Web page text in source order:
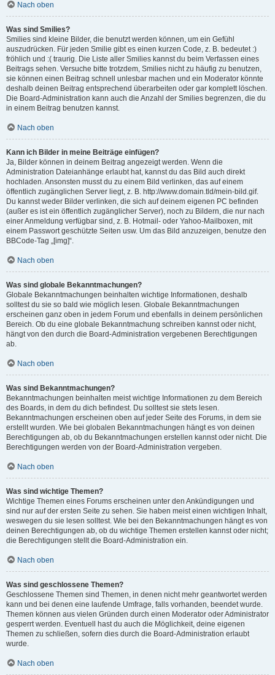
Nach oben
Was sind Smilies?
Smilies sind kleine Bilder, die benutzt werden können, um ein Gefühl
auszudrücken. Für jeden Smilie gibt es einen kurzen Code, z. B. bedeutet :)
fröhlich und :( traurig. Die Liste aller Smilies kannst du beim Verfassen eines
Beitrags sehen. Versuche bitte trotzdem, Smilies nicht zu häufig zu benutzen,
sie können einen Beitrag schnell unlesbar machen und ein Moderator könnte
deshalb deinen Beitrag entsprechend überarbeiten oder gar komplett löschen.
Die Board-Administration kann auch die Anzahl der Smilies begrenzen, die du
in einem Beitrag benutzen kannst.
Nach oben
Kann ich Bilder in meine Beiträge einfügen?
Ja, Bilder können in deinem Beitrag angezeigt werden. Wenn die
Administration Dateianhänge erlaubt hat, kannst du das Bild auch direkt
hochladen. Ansonsten musst du zu einem Bild verlinken, das auf einem
öffentlich zugänglichen Server liegt, z. B. http://www.domain.tld/mein-bild.gif.
Du kannst weder Bilder verlinken, die sich auf deinem eigenen PC befinden
(außer es ist ein öffentlich zugänglicher Server), noch zu Bildern, die nur nach
einer Anmeldung verfügbar sind, z. B. Hotmail- oder Yahoo-Mailboxen, mit
einem Passwort geschützte Seiten usw. Um das Bild anzuzeigen, benutze den
BBCode-Tag „[img]“.
Nach oben
Was sind globale Bekanntmachungen?
Globale Bekanntmachungen beinhalten wichtige Informationen, deshalb
solltest du sie so bald wie möglich lesen. Globale Bekanntmachungen
erscheinen ganz oben in jedem Forum und ebenfalls in deinem persönlichen
Bereich. Ob du eine globale Bekanntmachung schreiben kannst oder nicht,
hängt von den durch die Board-Administration vergebenen Berechtigungen
ab.
Nach oben
Was sind Bekanntmachungen?
Bekanntmachungen beinhalten meist wichtige Informationen zu dem Bereich
des Boards, in dem du dich befindest. Du solltest sie stets lesen.
Bekanntmachungen erscheinen oben auf jeder Seite des Forums, in dem sie
erstellt wurden. Wie bei globalen Bekanntmachungen hängt es von deinen
Berechtigungen ab, ob du Bekanntmachungen erstellen kannst oder nicht. Die
Berechtigungen werden von der Board-Administration vergeben.
Nach oben
Was sind wichtige Themen?
Wichtige Themen eines Forums erscheinen unter den Ankündigungen und
sind nur auf der ersten Seite zu sehen. Sie haben meist einen wichtigen Inhalt,
weswegen du sie lesen solltest. Wie bei den Bekanntmachungen hängt es von
deinen Berechtigungen ab, ob du wichtige Themen erstellen kannst oder nicht;
die Berechtigungen stellt die Board-Administration ein.
Nach oben
Was sind geschlossene Themen?
Geschlossene Themen sind Themen, in denen nicht mehr geantwortet werden
kann und bei denen eine laufende Umfrage, falls vorhanden, beendet wurde.
Themen können aus vielen Gründen durch einen Moderator oder Administrator
gesperrt werden. Eventuell hast du auch die Möglichkeit, deine eigenen
Themen zu schließen, sofern dies durch die Board-Administration erlaubt
wurde.
Nach oben